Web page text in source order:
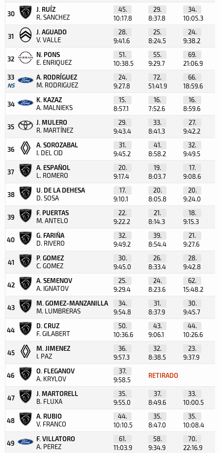
30
J. RUÍZ
R. SANCHEZ
45.
10:17.8
29.
8:37.8
34.
10:05.3
31
J. AGUADO
V. VALLE
28.
9:41.6
25.
8:24.5
24.
9:38.2
32
N. PONS
E. ENRIQUEZ
51.
10:38.5
55.
9:29.7
69.
21:06.9
33
NS
A. RODRÍGUEZ
M. RODRIGUEZ
24.
9:27.8
72.
51:41.9
66.
18:59.6
34
K. KAZAZ
A. MALNIEKS
15.
8:57.1
16.
7:52.6
16.
8:59.6
35
J. MULERO
R. MARTÍNEZ
29.
9:43.4
33.
8:41.3
27.
9:42.2
36
A. SOROZABAL
I. DEL CID
31.
9:45.2
41.
8:58.2
32.
9:49.5
37
A. ESPAÑOL
L. ROMERO
20.
9:17.4
19.
8:03.7
17.
9:08.6
38
U. DE LA DEHESA
D. SOSA
17.
9:10.1
20.
8:05.8
20.
9:24.0
39
F. PUERTAS
M. ANTELO
22.
9:22.2
21.
8:14.3
18.
9:15.3
40
G. FARIÑA
D. RIVERO
32.
9:49.2
39.
8:54.4
21.
9:27.6
41
P. GOMEZ
C. GOMEZ
30.
9:45.0
26.
8:33.4
28.
9:42.8
42
A. SEMENOV
A. IGNATOV
25.
9:29.4
24.
8:23.6
62.
15:48.2
43
M. GOMEZ-MANZANILLA
M. LUMBRERAS
34.
9:54.8
31.
8:37.9
30.
9:45.7
44
D. CRUZ
F. GILABERT
50.
10:36.6
43.
9:06.1
44.
10:26.6
45
M. JIMENEZ
I. PAZ
36.
9:57.3
32.
8:38.5
23.
9:37.9
46
O. FLEGANOV
A. KRYLOV
37.
9:58.5
RETIRADO
47
J. MARTORELL
B. FLUXA
35.
9:55.0
37.
8:49.6
33.
10:00.5
48
A. RUBIO
V. FRANCO
44.
10:10.5
35.
8:47.0
35.
10:08.4
49
F. VILLATORO
A. PEREZ
61.
11:03.9
58.
9:34.9
70.
22:16.9